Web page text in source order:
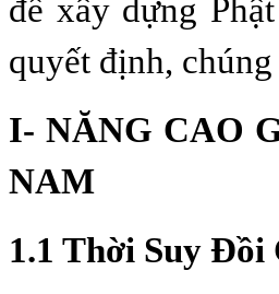
để xây dựng
quyết định,
I- NĂNG CAO
NAM
1.1 Thời Suy Đồi